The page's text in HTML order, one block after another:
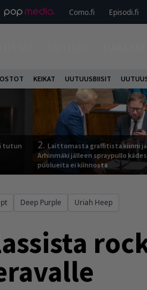
Como.fi Episodi.fi
KEIKAT UUTUUSBIISIT
tutun
2. Laittomasta graffitista kiinni
Arhinmäki jälleen spraypullo
puolueita ei kiinnosta
Deep Purple Uriah Heep